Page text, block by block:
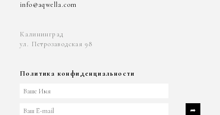
info@aqwella.com
Калининград
ул. Петрозаводская 98
Политика конфиденциальности